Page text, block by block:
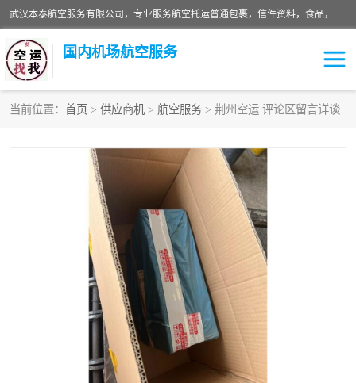
武汉本泰航空服务有限公司，专业服务航空托运普通包裹，信件资料，食品，服装，快消品等运输的专线空运，完善的网络服务确保为客户提供准确、*、安全的“门对门”服务，本着“诚信为本、精诚合作”的服务宗旨.“以安全运输为保障，以运价合理要求市场”的经营理念。武汉机场货运、武汉航空物流、武汉空运、武汉天河国际机场东方、南方、国际航空、机场空运业务覆盖国内二三线机场城市，如：武汉-敦煌、武汉-柳州等
国内机场航空服务
当前位置： 首页 > 供应商机 > 航空服务 > 荆州空运 评论区留言详谈